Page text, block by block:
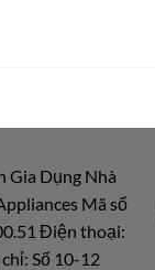
Gia Dụng Nhà
Mã số
Điện thoại:
Số 10-12